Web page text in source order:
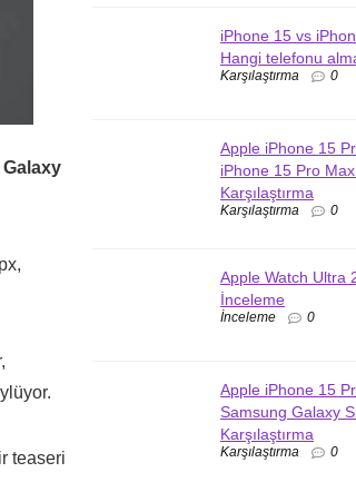
Galaxy
teaseri
iPhone 15 vs
Hangi telefonu
Karşılaştırma 0
Apple iPhone 15
iPhone 15 Pro Max
Karşılaştırma
Karşılaştırma 0
Apple Watch Ultra
İnceleme
İnceleme 0
Apple iPhone 15
Samsung Galaxy
Karşılaştırma
Karşılaştırma 0